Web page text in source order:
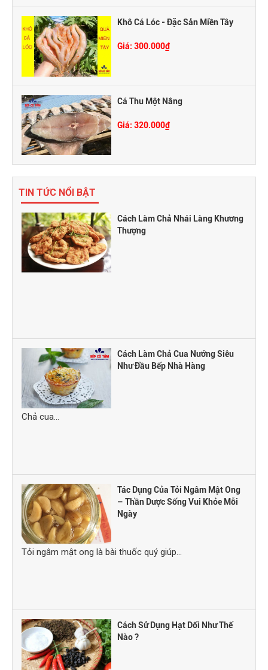
Khô Cá Lóc - Đặc Sản Miền Tây
Giá: 300.000₫
Cá Thu Một Nắng
Giá: 320.000₫
TIN TỨC NỔI BẬT
Cách Làm Chả Nhái Làng Khương
Thượng
Cách Làm Chả Cua Nướng Siêu
Như Đầu Bếp Nhà Hàng
Chả cua...
Tác Dụng Của Tỏi Ngâm Mật Ong
– Thần Dược Sống Vui Khỏe Mỗi
Ngày
Tỏi ngâm mật ong là bài thuốc quý giúp...
Cách Sử Dụng Hạt Dổi Như Thế
Nào ?